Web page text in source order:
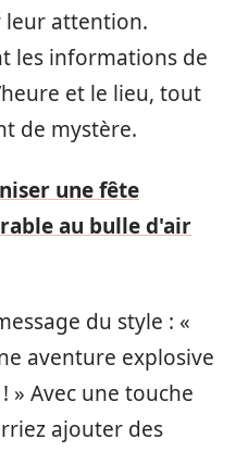
leur attention.
les informations de
et le lieu, tout
de mystère.
une fête
au bulle d'air
du style : «
aventure explosive
» Avec une touche
ajouter des